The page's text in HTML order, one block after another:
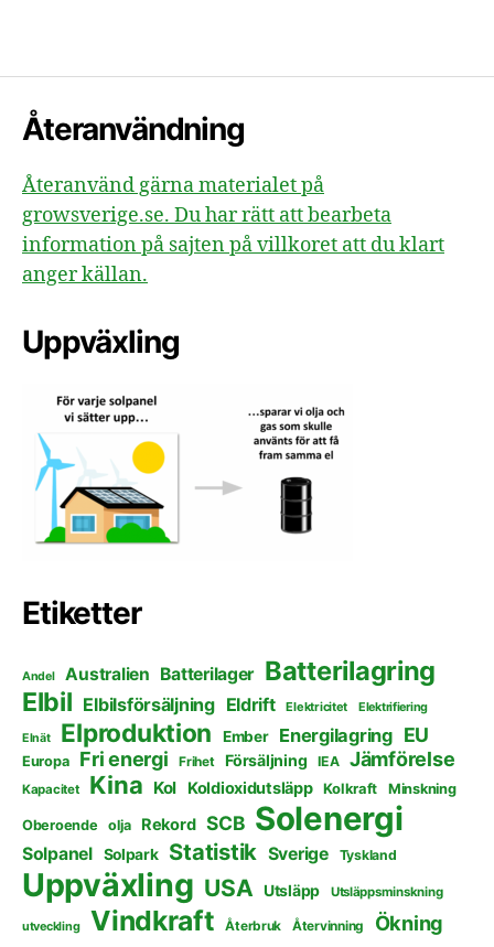
Återanvändning
Återanvänd gärna materialet på
growsverige.se. Du har rätt att bearbeta
information på sajten på villkoret att du klart
anger källan.
Uppväxling
Etiketter
Andel Australien Batterilager Batterilagring
Elbil Elbilsförsäljning Eldrift Elektricitet Elektrifiering
Elnät Elproduktion Ember Energilagring EU
Europa Fri energi Frihet Försäljning IEA Jämförelse
Kapacitet Kina Kol Koldioxidutsläpp Kolkraft Minskning
Oberoende olja Rekord SCB Solenergi
Solpanel Solpark Statistik Sverige Tyskland
Uppväxling USA Utsläpp Utsläppsminskning
utveckling Vindkraft Återbruk Återvinning Ökning